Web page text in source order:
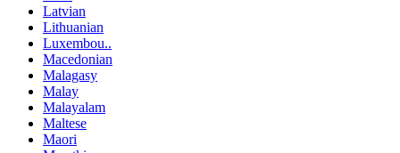
Latvian
Lithuanian
Luxembou..
Macedonian
Malagasy
Malay
Malayalam
Maltese
Maori